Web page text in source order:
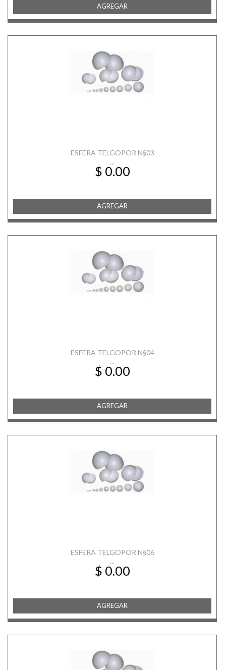
AGREGAR
ESFERA TELGOPOR N§03
...
$ 0.00
AGREGAR
ESFERA TELGOPOR N§04
...
$ 0.00
AGREGAR
ESFERA TELGOPOR N§06
...
$ 0.00
AGREGAR